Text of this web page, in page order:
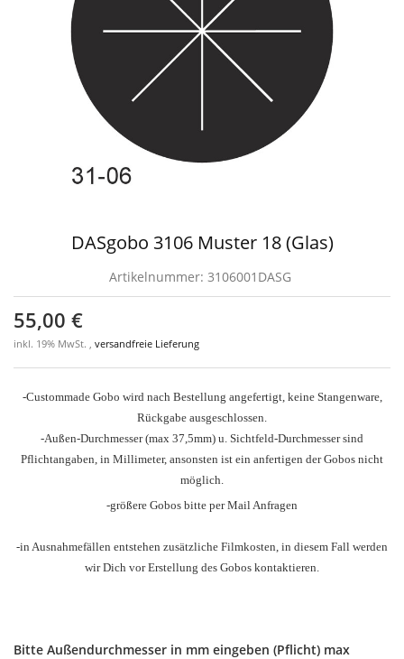
DASgobo 3106 Muster 18 (Glas)
Artikelnummer: 3106001DASG
55,00 €
inkl. 19% MwSt. , versandfreie Lieferung
-Custommade Gobo wird nach Bestellung angefertigt, keine Stangenware,
Rückgabe ausgeschlossen.
-Außen-Durchmesser(max 37,5mm) u. Sichtfeld-Durchmesser sind
Pflichtangaben, in Millimeter, ansonsten ist ein anfertigen der Gobos nicht
möglich.
-größere Gobos bitte per Mail Anfragen
-in Ausnahmefällen entstehen zusätzliche Filmkosten, in diesem Fall werden
wir Dich vor Erstellung des Gobos kontaktieren.
Bitte Außendurchmesser in mm eingeben (Pflicht) max